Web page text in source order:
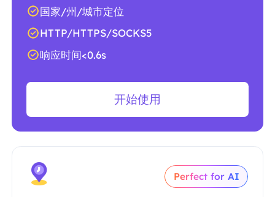
国家/州/城市定位
HTTP/HTTPS/SOCKS5
响应时间<0.6s
开始使用
Perfect for AI